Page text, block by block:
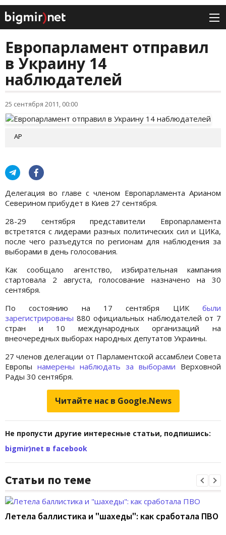
Европарламент отправил
в Украину 14
наблюдателей
25 сентября 2011, 00:00
AP
Делегация во главе с членом Европарламента Арианом
Северином прибудет в Киев 27 сентября.
28-29 сентября представители Европарламента
встретятся с лидерами разных политических сил и ЦИКа,
после чего разъедутся по регионам для наблюдения за
выборами в день голосования.
Как сообщало агентство, избирательная кампания
стартовала 2 августа, голосование назначено на 30
сентября.
По состоянию на 17 сентября ЦИК были
зарегистрированы 880 официальных наблюдателей от 7
стран и 10 международных организаций на
внеочередных выборах народных депутатов Украины.
27 членов делегации от Парламентской ассамблеи Совета
Европы намерены наблюдать за выборами Верховной
Рады 30 сентября.
Читайте нас в Google.News
Не пропусти другие интересные статьи, подпишись:
bigmir)net в facebook
Статьи по теме
Летела баллистика и "шахеды": как сработала ПВО